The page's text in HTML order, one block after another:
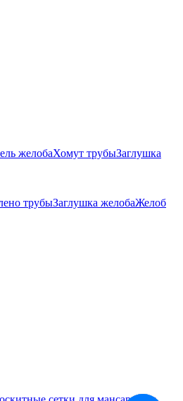
желобаХомут трубыЗаглушка
трубыЗаглушка желобаЖелоб